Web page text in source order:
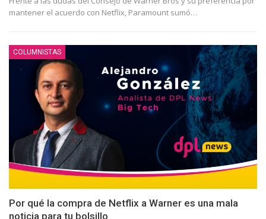
mantener el acuerdo con Netflix, Paramount sumó…
COLUMNISTAS
Por qué la compra de Netflix a Warner es una mala
noticia para tu bolsillo